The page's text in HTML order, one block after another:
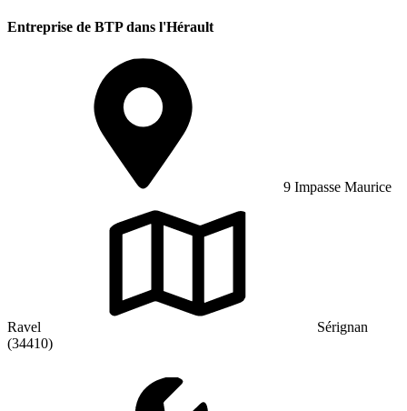
Entreprise de BTP dans l'Hérault
9 Impasse Maurice
Ravel
Sérignan
(34410)